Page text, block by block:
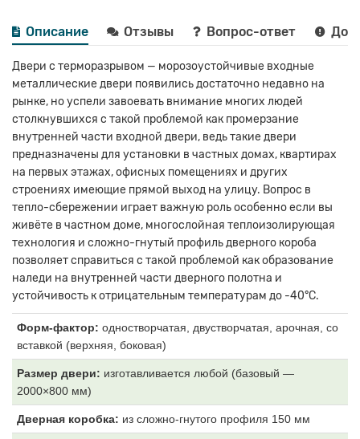
Описание Отзывы Вопрос-ответ
Двери с терморазрывом — морозоустойчивые входные
металлические двери появились достаточно недавно на
рынке, но успели завоевать внимание многих людей
столкнувшихся с такой проблемой как промерзание
внутренней части входной двери, ведь такие двери
предназначены для установки в частных домах, квартирах
на первых этажах, офисных помещениях и других
строениях имеющие прямой выход на улицу. Вопрос в
тепло-сбережении играет важную роль особенно если вы
живёте в частном доме, многослойная теплоизолирующая
технология и сложно-гнутый профиль дверного короба
позволяет справиться с такой проблемой как образование
наледи на внутренней части дверного полотна и
устойчивость к отрицательным температурам до -40°С.
Форм-фактор: одностворчатая, двустворчатая, арочная, со
вставкой (верхняя, боковая)
Размер двери: изготавливается любой (базовый —
2000×800 мм)
Дверная коробка: из сложно-гнутого профиля 150 мм